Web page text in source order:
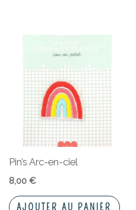
Pin’s Arc-en-ciel
8,00 €
AJOUTER AU PANIER